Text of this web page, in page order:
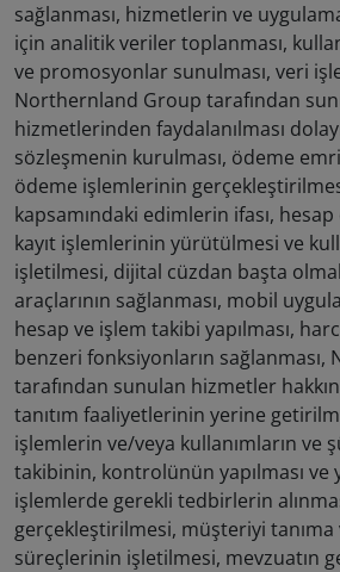
sağlanması, hizmetlerin ve
için analitik veriler toplanması,
ve promosyonlar sunulması, veri
Northernland Group tarafından
hizmetlerinden faydalanılması
sözleşmenin kurulması, ödeme
ödeme işlemlerinin
kapsamındaki edimlerin ifası,
kayıt işlemlerinin yürütülmesi ve
işletilmesi, dijital cüzdan başta
araçlarının sağlanması, mobil
hesap ve işlem takibi yapılması,
benzeri fonksiyonların
tarafından sunulan hizmetler
tanıtım faaliyetlerinin yerine
işlemlerin ve/veya kullanımların ve
takibinin, kontrolünün yapılması ve
işlemlerde gerekli tedbirlerin
gerçekleştirilmesi, müşteriyi
süreçlerinin işletilmesi, mevzuatın